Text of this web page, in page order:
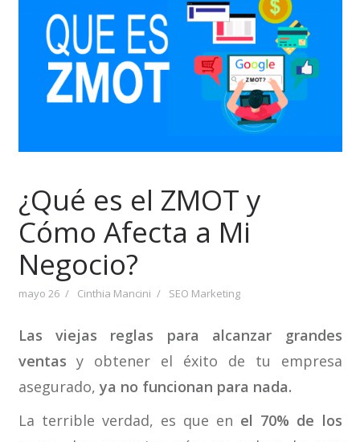
¿Qué es el ZMOT y
Cómo Afecta a Mi
Negocio?
mayo 26 Cinthia Mancini SEO Marketing
Las viejas reglas para alcanzar
grandes
ventasy obtener el éxito de tu empresa
asegurado,ya no funcionan para nada.
La terrible verdad, es que en el 70% de los